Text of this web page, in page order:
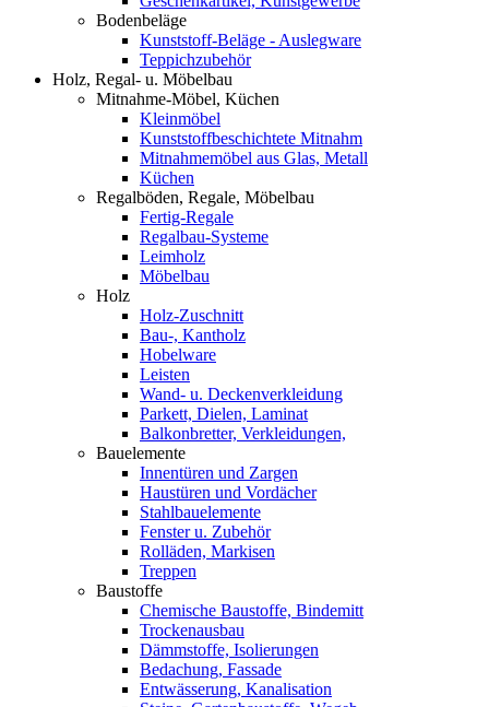
Bodenbeläge
Kunststoff-Beläge - Auslegware
Teppichzubehör
Holz, Regal- u. Möbelbau
Mitnahme-Möbel, Küchen
Kleinmöbel
Kunststoffbeschichtete Mitnahm
Mitnahmemöbel aus Glas, Metall
Küchen
Regalböden, Regale, Möbelbau
Fertig-Regale
Regalbau-Systeme
Leimholz
Möbelbau
Holz
Holz-Zuschnitt
Bau-, Kantholz
Hobelware
Leisten
Wand- u. Deckenverkleidung
Parkett, Dielen, Laminat
Balkonbretter, Verkleidungen,
Bauelemente
Innentüren und Zargen
Haustüren und Vordächer
Stahlbauelemente
Fenster u. Zubehör
Rolläden, Markisen
Treppen
Baustoffe
Chemische Baustoffe, Bindemitt
Trockenausbau
Dämmstoffe, Isolierungen
Bedachung, Fassade
Entwässerung, Kanalisation